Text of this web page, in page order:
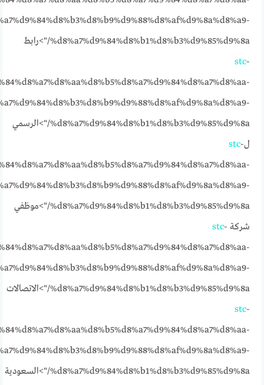
%d8%a7%d9%84%d8%b1%d8%b3%d9%85%d9%8a/">رابط
stc-
%d8%a7%d9%84%d8%b1%d8%b3%d9%85%d9%8a/">الرسمي
ل stc-
%d8%a7%d9%84%d8%b1%d8%b3%d9%85%d9%8a/">موظفي
شركة stc-
%d8%a7%d9%84%d8%b1%d8%b3%d9%85%d9%8a/">الاتصالات
stc-
%d8%a7%d9%84%d8%b1%d8%b3%d9%85%d9%8a/">السعودية